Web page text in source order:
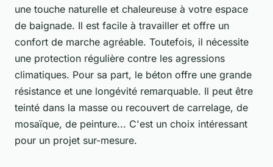
une touche naturelle et chaleureuse à votre espace
de baignade. Il est facile à travailler et offre un
confort de marche agréable. Toutefois, il nécessite
une protection régulière contre les agressions
climatiques. Pour sa part, le béton offre une grande
résistance et une longévité remarquable. Il peut être
teinté dans la masse ou recouvert de carrelage, de
mosaïque, de peinture... C'est un choix intéressant
pour un projet sur-mesure.